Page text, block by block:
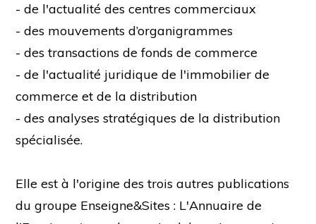
- de l'actualité des centres commerciaux
- des mouvements d’organigrammes
- des transactions de fonds de commerce
- de l'actualité juridique de l'immobilier de
commerce et de la distribution
- des analyses stratégiques de la distribution
spécialisée.
Elle est à l'origine des trois autres publications
du groupe Enseigne&Sites : L'Annuaire de